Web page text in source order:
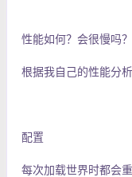
性能如何？会很慢吗？
根据我自己的性能分
配置
每次加载世界时都会